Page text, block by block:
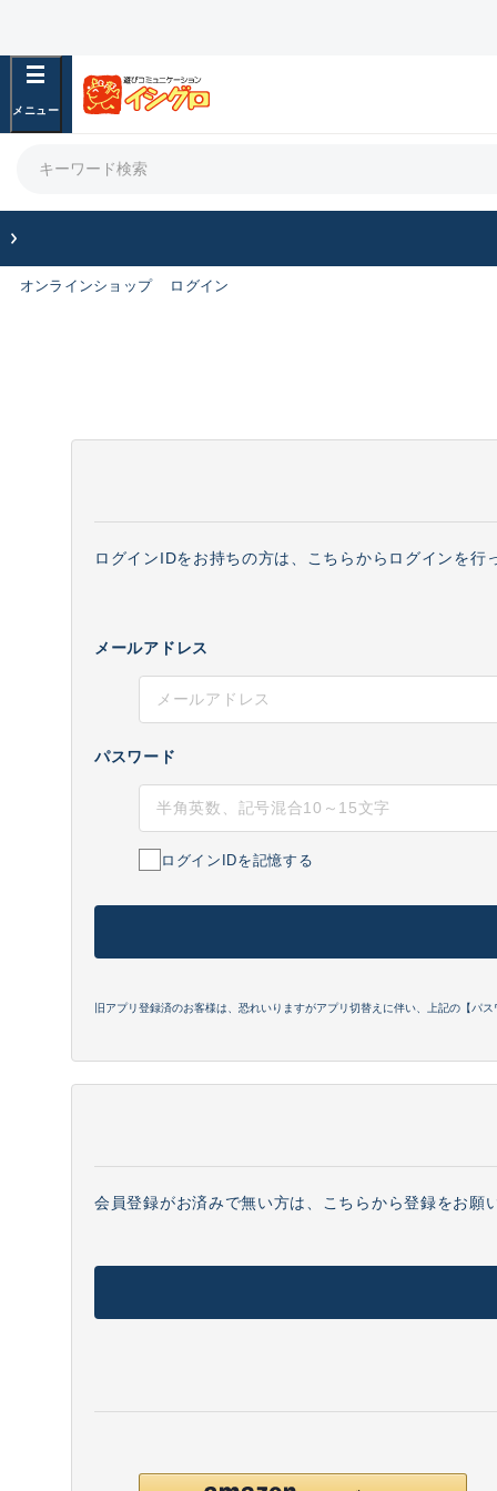
オンラインショップ ログイン
ログインIDをお持ちの方は、こちらからログインを行
メールアドレス
パスワード
ログインIDを記憶する
旧アプリ登録済のお客様は、恐れいりますがアプリ切替えに伴い、上記の【パ
会員登録がお済みで無い方は、こちらから登録をお願